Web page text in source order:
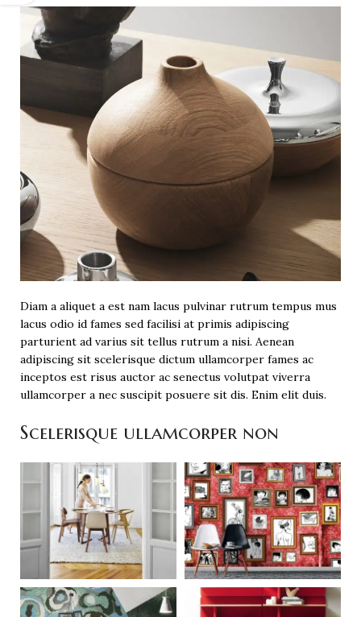
Diam a aliquet a est nam lacus pulvinar rutrum tempus mus
lacus odio id fames sed facilisi at primis adipiscing
parturient ad varius sit tellus rutrum a nisi. Aenean
adipiscing sit scelerisque dictum ullamcorper fames ac
inceptos est risus auctor ac senectus volutpat viverra
ullamcorper a nec suscipit posuere sit dis. Enim elit duis.
Scelerisque ullamcorper non